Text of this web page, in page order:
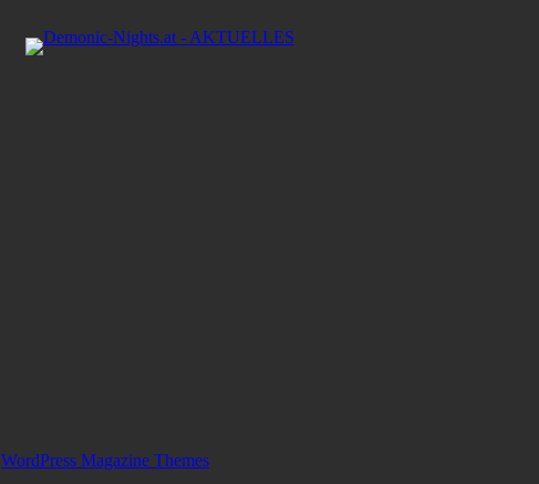
WordPress Magazine Themes